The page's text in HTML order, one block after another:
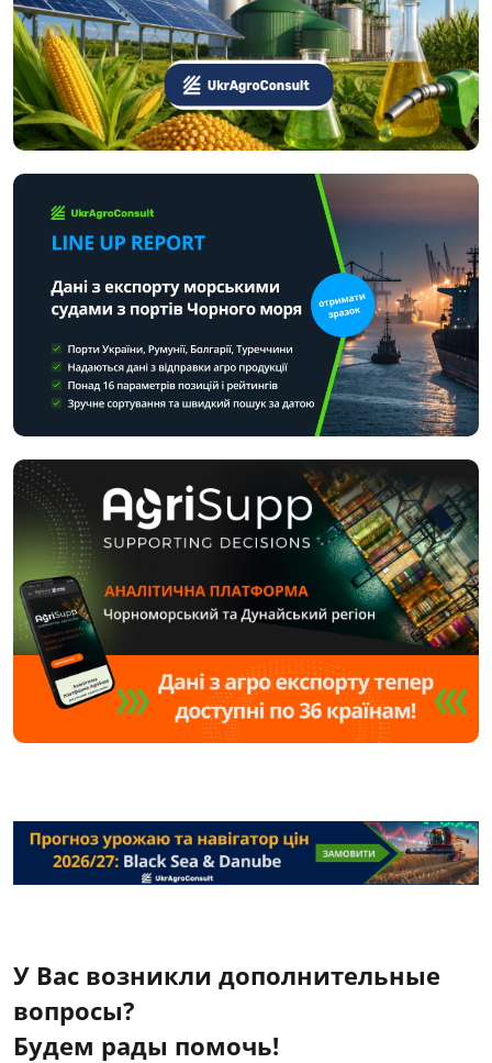
У Вас возникли дополнительные
вопросы?
Будем рады помочь!